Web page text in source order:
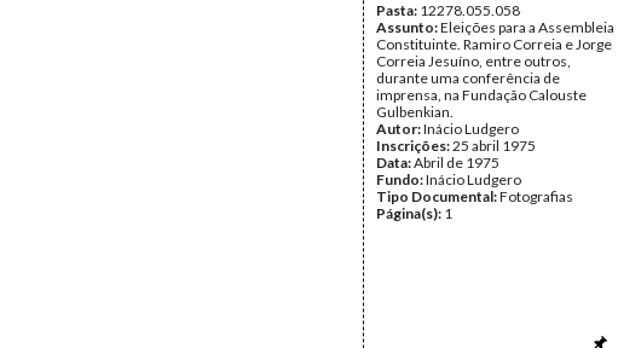
Pasta: 12278.055.058
Assunto:Eleições para a Assembleia
Constituinte. Ramiro Correia e Jorge
Correia Jesuíno, entre outros,
durante uma conferência de
imprensa, na Fundação Calouste
Gulbenkian.
Autor:Inácio Ludgero
Inscrições:25 abril 1975
Data:Abril de 1975
Fundo:Inácio Ludgero
Tipo Documental:Fotografias
Página(s): 1